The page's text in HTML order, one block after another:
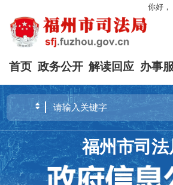
你好，
首页 政务公开 解读回应 办事
福州市司法